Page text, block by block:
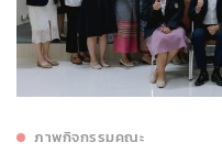
ภาพกิจกรรมคณะ